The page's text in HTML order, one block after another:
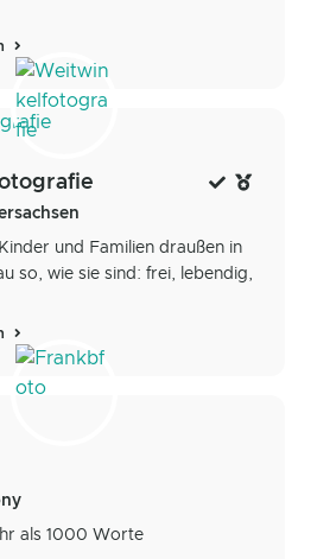
und Familien draußen in
so, wie sie sind: frei, lebendig,
als 1000 Worte